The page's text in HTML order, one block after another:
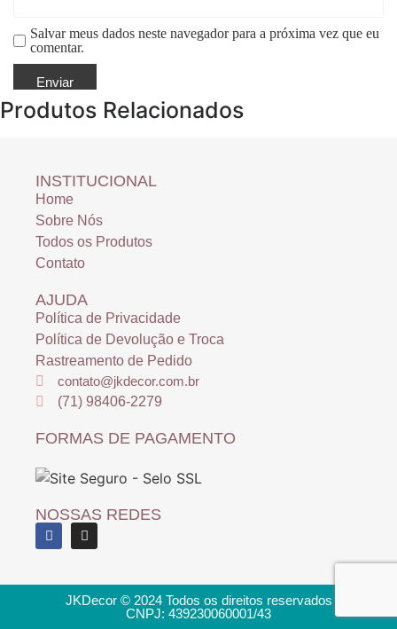
Salvar meus dados neste navegador para a próxima vez que eu
comentar.
Produtos Relacionados
INSTITUCIONAL
Home
Sobre Nós
Todos os Produtos
Contato
AJUDA
Política de Privacidade
Política de Devolução e Troca
Rastreamento de Pedido
contato@jkdecor.com.br
(71) 98406-2279
FORMAS DE PAGAMENTO
NOSSAS REDES
JKDecor © 2024 Todos os direitos reservados
CNPJ: 439230060001/43